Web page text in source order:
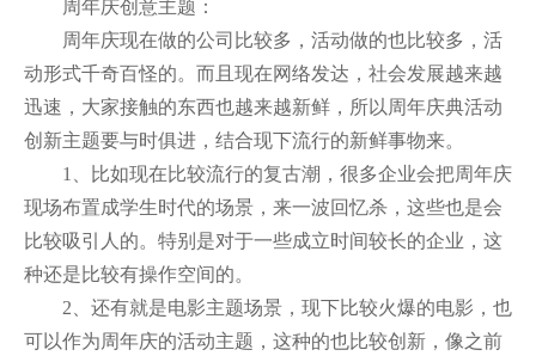
周年庆创意主题：
周年庆现在做的公司比较多，活动做的也比较多，活
动形式千奇百怪的。而且现在网络发达，社会发展越来越
迅速，大家接触的东西也越来越新鲜，所以周年庆典活动
创新主题要与时俱进，结合现下流行的新鲜事物来。
1、比如现在比较流行的复古潮，很多企业会把周年庆
现场布置成学生时代的场景，来一波回忆杀，这些也是会
比较吸引人的。特别是对于一些成立时间较长的企业，这
种还是比较有操作空间的。
2、还有就是电影主题场景，现下比较火爆的电影，也
可以作为周年庆的活动主题，这种的也比较创新，像之前